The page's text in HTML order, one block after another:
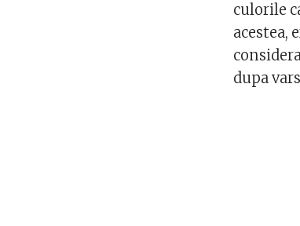
culorile
acestea,
dupa